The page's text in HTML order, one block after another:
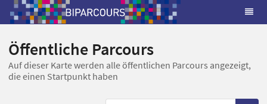
Öffentliche Parcours
Auf dieser Karte werden alle öffentlichen Parcours angezeigt,
die einen Startpunkt haben